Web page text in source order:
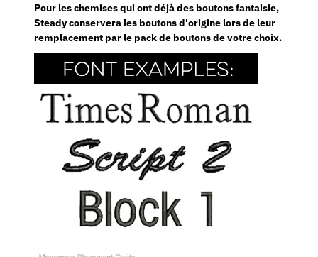
Pour les chemises qui ont déjà des boutons fantaisie,
Steady conservera les boutons d'origine lors de leur
remplacement par le pack de boutons de votre choix.